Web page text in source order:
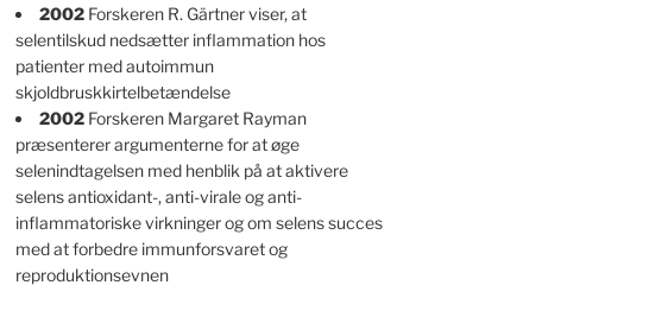
2002Forskeren R. Gärtner viser, at
selentilskud nedsætter inflammation hos
patienter med autoimmun
skjoldbruskkirtelbetændelse
2002Forskeren Margaret Rayman
præsenterer argumenterne for at øge
selenindtagelsen med henblik på at aktivere
selens antioxidant-, anti-virale og anti-
inflammatoriske virkninger og om selens succes
med at forbedre immunforsvaret og
reproduktionsevnen